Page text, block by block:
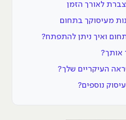
לאורך הזמן
מעיסוקך בתחום
ואיך ניתן להתפתח?
אותך?
העיקריים שלך?
נוספים?